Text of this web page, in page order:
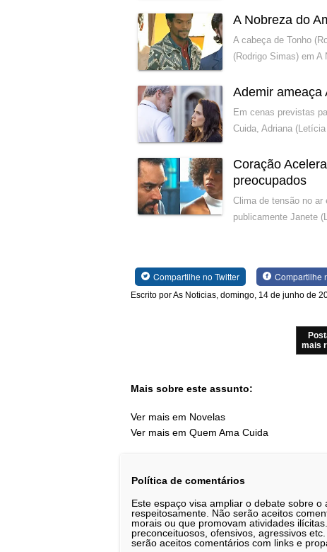
A Nobreza do
A cabeça de Tonho
(Rodrigo Simas) em
Ademir ameaça
Em cenas previstas
Cuida, Adriana
Coração
preocupados
Clima de tensão no ar
publicamente Janete
Compartilhe no Twitter Compartilhe
Escrito por As Noticias, domingo, 14 de junho de
mais
Mais sobre este assunto:
Ver mais em Novelas
Ver mais em Quem Ama Cuida
Política de comentários
Este espaço visa ampliar o debate sobre
respeitosamente. Não serão aceitos
morais ou que promovam atividades
preconceituosos, ofensivos, agressivos
serão aceitos comentários com links e